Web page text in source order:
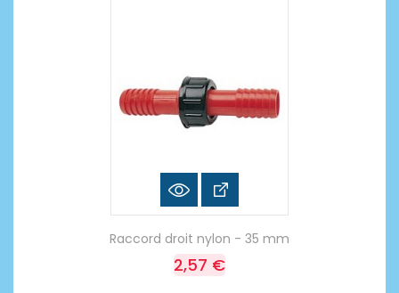
Raccord droit nylon - 35 mm
2,57 €